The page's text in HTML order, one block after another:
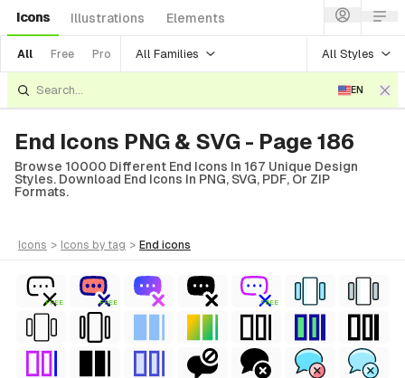
Icons Illustrations Elements
All Free Pro All Families All Styles
EN
End Icons PNG & SVG - Page 186
Browse 10000 Different End Icons In 167 Unique Design
Styles. Download End Icons In PNG, SVG, PDF, Or ZIP
Formats.
icons > icons by tag > end icons
FREE FREE FREE